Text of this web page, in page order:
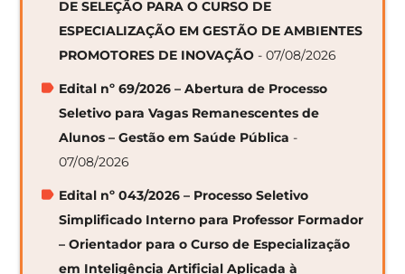
DE SELEÇÃO PARA O CURSO DE
ESPECIALIZAÇÃO EM GESTÃO DE AMBIENTES
PROMOTORES DE INOVAÇÃO - 07/08/2026
Edital nº 69/2026 – Abertura de Processo
Seletivo para Vagas Remanescentes de
Alunos – Gestão em Saúde Pública -
07/08/2026
Edital nº 043/2026 – Processo Seletivo
Simplificado Interno para Professor Formador
– Orientador para o Curso de Especialização
em Inteligência Artificial Aplicada à